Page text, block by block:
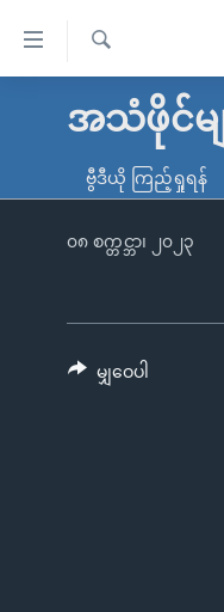
လွယ်ကူ
သည့်
မူလစာမျက်နှာ
ကမ္ဘာ့သတင်းများ
နိုင်ငံတကာ
တရုတ်
အစ္စရေး-ပါလက်စတိုင်း
ရပ်ဝန်းတခု လမ်းတခု
အင်္ဂလိပ်စာလေ့လာမယ်
ရ
အသံဖိုင်မျ
ဗွီဒီယို ကြည့်ရှုရန်
၀၈ စက္တင္ဘာ၊ ၂၀၂၃
မျှဝေပါ